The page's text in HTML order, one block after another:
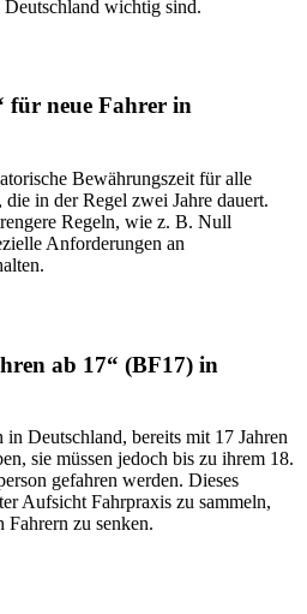
wichtig sind.
für neue Fahrer in
Bewährungszeit für alle
in der Regel zwei Jahre dauert.
Regeln, wie z. B. Null
Anforderungen an
ab 17“ (BF17) in
Deutschland, bereits mit 17 Jahren
sie müssen jedoch bis zu ihrem 18.
gefahren werden. Dieses
Aufsicht Fahrpraxis zu sammeln,
zu senken.